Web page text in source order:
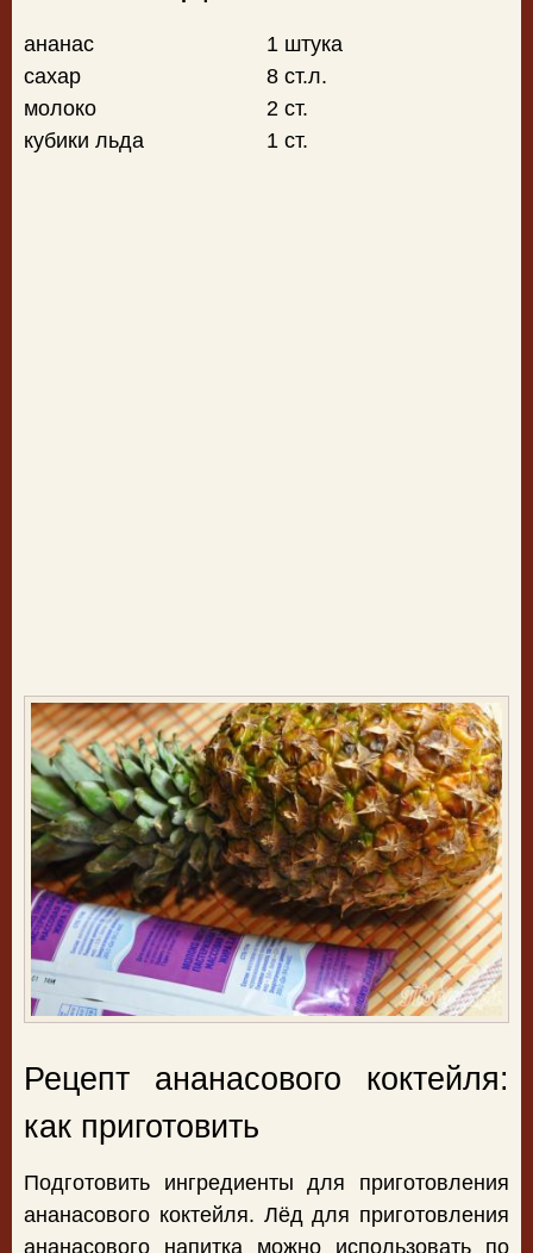
ананас
1 штука
сахар
8 ст.л.
молоко
2 ст.
кубики льда
1 ст.
Рецепт ананасового коктейля:
как приготовить
Подготовить ингредиенты для приготовления
ананасового коктейля. Лёд для приготовления
ананасового напитка можно использовать по